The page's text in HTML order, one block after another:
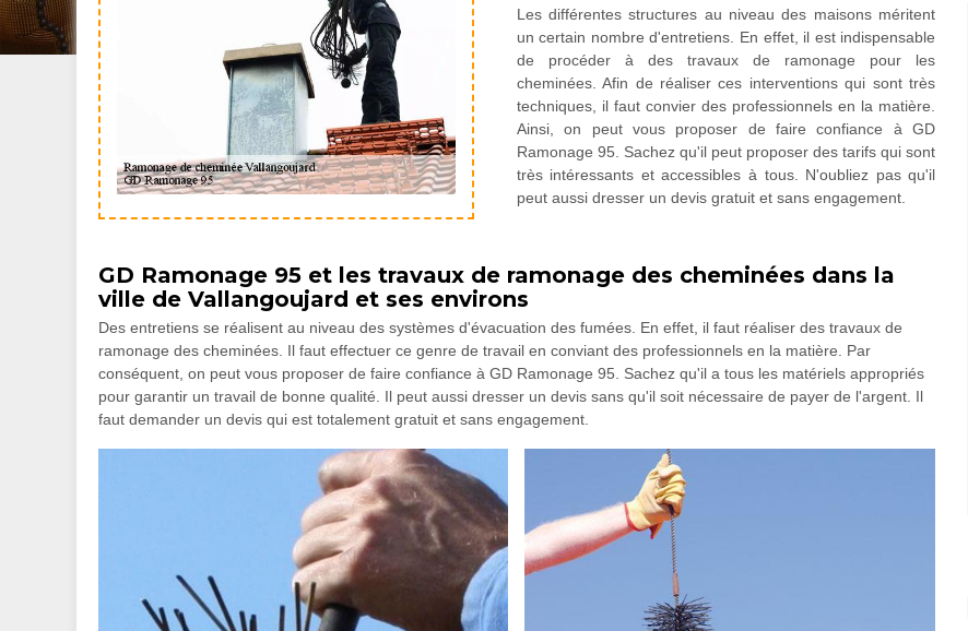
Les différentes structures au niveau des maisons méritent
un certain nombre d'entretiens. En effet, il est indispensable
de procéder à des travaux de ramonage pour les
cheminées. Afin de réaliser ces interventions qui sont très
techniques, il faut convier des professionnels en la matière.
Ainsi, on peut vous proposer de faire confiance à GD
Ramonage 95. Sachez qu'il peut proposer des tarifs qui sont
très intéressants et accessibles à tous. N'oubliez pas qu'il
peut aussi dresser un devis gratuit et sans engagement.
GD Ramonage 95 et les travaux de ramonage des cheminées dans la
ville de Vallangoujard et ses environs
Des entretiens se réalisent au niveau des systèmes d'évacuation des fumées. En effet, il faut réaliser des travaux de
ramonage des cheminées. Il faut effectuer ce genre de travail en conviant des professionnels en la matière. Par
conséquent, on peut vous proposer de faire confiance à GD Ramonage 95. Sachez qu'il a tous les matériels appropriés
pour garantir un travail de bonne qualité. Il peut aussi dresser un devis sans qu'il soit nécessaire de payer de l'argent. Il
faut demander un devis qui est totalement gratuit et sans engagement.